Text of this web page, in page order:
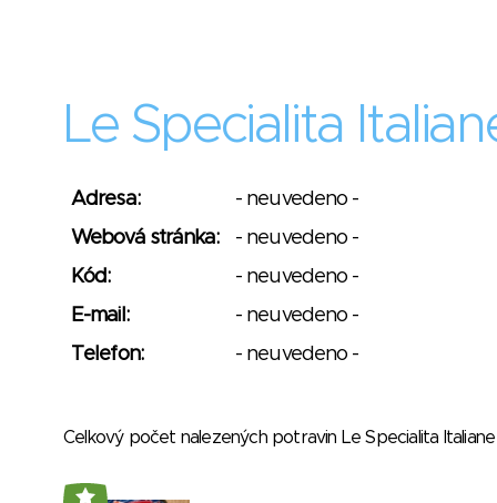
Le Specialita
Adresa:
- neuvedeno -
Webová stránka:
- neuvedeno -
Kód:
- neuvedeno -
E-mail:
- neuvedeno -
Telefon:
- neuvedeno -
Celkový počet nalezených potravin Le Specialita